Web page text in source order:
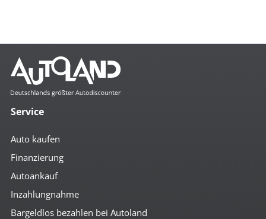
Service
Auto kaufen
Finanzierung
Autoankauf
Inzahlungnahme
Bargeldlos bezahlen bei Autoland